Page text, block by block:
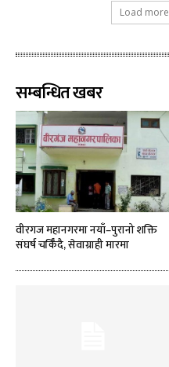
Load more
सम्बन्धित खबर
वीरगज महानगरमा नयाँ–पुरानो शक्ति
संघर्ष चर्किँदै, सेवाग्राही मारमा